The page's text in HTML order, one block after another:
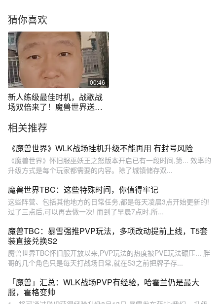
猜你喜欢
00:46
新人练级最佳时机，战歌战
场双倍来了！魔兽世界送给
#搞笑
相关推荐
《魔兽世界》WLK战场挂机升级不能再用 有封号风险
《魔兽世界》怀旧服巫妖王之怒版本开启已有一段时间,第... 效率的
升级方式是每个玩家都需要的内容。除了城镇储存双...
魔兽世界TBC：这些特殊时间，你值得牢记
这些阵营、包括其他地方的日常任务,都是每天凌晨3点开始更新的!
过了三点后,可以再去做一次! 而到了早晨7点时,所...
魔兽TBC：暴雪强推PVP玩法，多项改动提前上线，T5套
装直接兑换S2
魔兽世界TBC怀旧服开放以来,PVP玩法的热度被PVE玩法碾压... 胖
哥的几个角色只是每天打战场日常,就在S3之前把牌子存...
「魔兽」汇总：WLK战场PVP有经验，哈霍兰仍是最大
服，霍格变帅